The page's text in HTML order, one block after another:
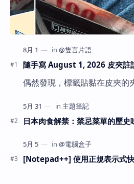
隨手寫 August 1, 2026 皮夾註
偶然發現，標籤貼黏在皮夾的
日本肉食解禁：禁忌菜單的歷史
[Notepad++] 使用正規表示式